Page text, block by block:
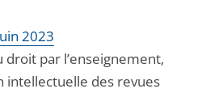
2023
droit par l’enseignement,
intellectuelle des revues